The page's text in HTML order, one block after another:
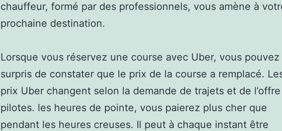
chauffeur, formé par des professionnels, vous amène à
prochaine destination.
Lorsque vous réservez une course avec Uber, vous
surpris de constater que le prix de la course a remplacé.
prix Uber changent selon la demande de trajets et de
pilotes. les heures de pointe, vous paierez plus cher que
pendant les heures creuses. Il peut à chaque instant être